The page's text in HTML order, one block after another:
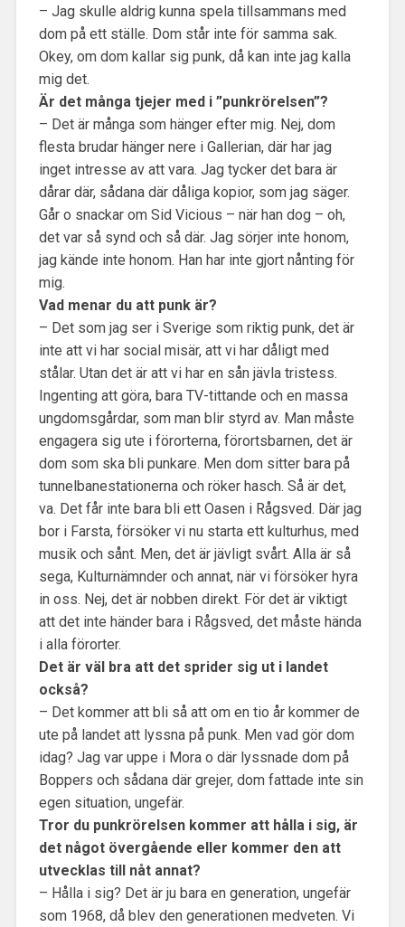
– Jag skulle aldrig kunna spela tillsammans med
dom på ett ställe. Dom står inte för samma sak.
Okey, om dom kallar sig punk, då kan inte jag kalla
mig det.
Är det många tjejer med i ”punkrörelsen”?
– Det är många som hänger efter mig. Nej, dom
flesta brudar hänger nere i Gallerian, där har jag
inget intresse av att vara. Jag tycker det bara är
dårar där, sådana där dåliga kopior, som jag säger.
Går o snackar om Sid Vicious – när han dog – oh,
det var så synd och så där. Jag sörjer inte honom,
jag kände inte honom. Han har inte gjort nånting för
mig.
Vad menar du att punk är?
– Det som jag ser i Sverige som riktig punk, det är
inte att vi har social misär, att vi har dåligt med
stålar. Utan det är att vi har en sån jävla tristess.
Ingenting att göra, bara TV-tittande och en massa
ungdomsgårdar, som man blir styrd av. Man måste
engagera sig ute i förorterna, förortsbarnen, det är
dom som ska bli punkare. Men dom sitter bara på
tunnelbanestationerna och röker hasch. Så är det,
va. Det får inte bara bli ett Oasen i Rågsved. Där jag
bor i Farsta, försöker vi nu starta ett kulturhus, med
musik och sånt. Men, det är jävligt svårt. Alla är så
sega, Kulturnämnder och annat, när vi försöker hyra
in oss. Nej, det är nobben direkt. För det är viktigt
att det inte händer bara i Rågsved, det måste hända
i alla förorter.
Det är väl bra att det sprider sig ut i landet
också?
– Det kommer att bli så att om en tio år kommer de
ute på landet att lyssna på punk. Men vad gör dom
idag? Jag var uppe i Mora o där lyssnade dom på
Boppers och sådana där grejer, dom fattade inte sin
egen situation, ungefär.
Tror du punkrörelsen kommer att hålla i sig, är
det något övergående eller kommer den att
utvecklas till nåt annat?
– Hålla i sig? Det är ju bara en generation, ungefär
som 1968, då blev den generationen medveten. Vi